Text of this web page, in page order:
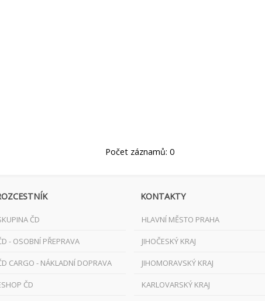
Počet záznamů: 0
ČD
- OSOBNÍ PŘEPRAVA
CARGO - NÁKLADNÍ DOPRAVA
ČD
KONTAKTY
HLAVNÍ MĚSTO PRAHA
JIHOČESKÝ KRAJ
JIHOMORAVSKÝ KRAJ
KARLOVARSKÝ KRAJ